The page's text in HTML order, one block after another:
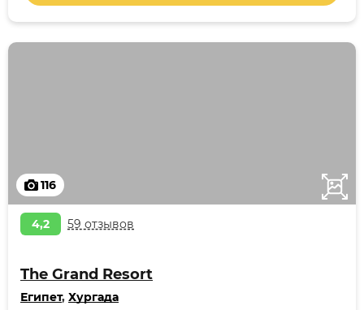
116
4,2 59 отзывов
The Grand Resort
Египет, Хургада